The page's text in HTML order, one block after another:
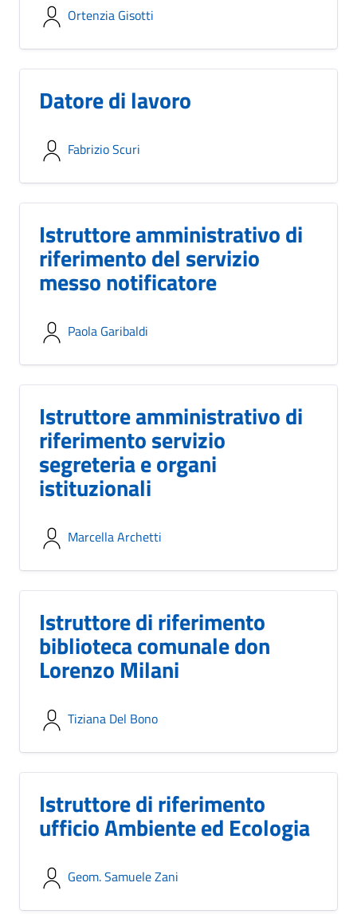
Ortenzia Gisotti
Datore di lavoro
Fabrizio Scuri
Istruttore amministrativo di
riferimento del servizio
messo notificatore
Paola Garibaldi
Istruttore amministrativo di
riferimento servizio
segreteria e organi
istituzionali
Marcella Archetti
Istruttore di riferimento
biblioteca comunale don
Lorenzo Milani
Tiziana Del Bono
Istruttore di riferimento
ufficio Ambiente ed Ecologia
Geom. Samuele Zani